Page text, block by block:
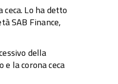
ceca. Lo ha detto
SAB Finance,
della
la corona ceca